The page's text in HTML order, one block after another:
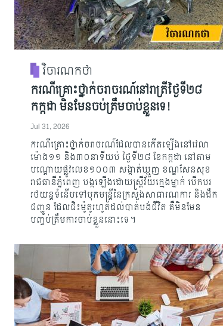
វិចារណកថា
ករណីគ្រោះថ្នាក់ចរាចរណ៍នៅរាត្រីថ្ងៃទី២៨
កក្កដា មិនមែនចប់ត្រឹមចាប់ខ្លួនទេ!
Jul 31, 2026
ករណីគ្រោះថ្នាក់ចរាចរណ៍ដែលបានកើតឡើងនៅវេលា
ម៉ោង១១ និង៣០នាទីយប់ ថ្ងៃទី២៨ ខែកក្កដា នៅតាម
បណ្តោយផ្លូវលេខ១០០៣ សង្កាត់ឃ្មួញ ខណ្ឌសែនសុខ
រាជធានីភ្នំពេញ បង្កឡើងដោយស្ត្រីវ័យក្មេងម្នាក់ បើកបរ
រថយន្តទំនើបទៅបុកមន្ត្រីនៃក្រសួងសាធារណការ និងដឹក
ជញ្ជូន ដែលជិះម៉ូតូរហូតដល់បាត់បង់ជីវិត គឺមិនមែន
បញ្ចប់ត្រឹមការចាប់ខ្លួននោះទេ។